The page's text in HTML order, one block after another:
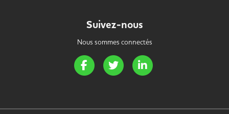
Suivez-nous
Nous sommes connectés
Page Facebook de Handi Energie
Page Twitter de Handi Energie